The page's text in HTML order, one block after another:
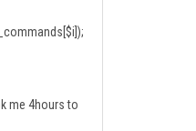
me 4hours to